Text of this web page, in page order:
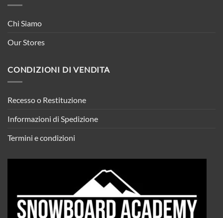
Chi Siamo
Our Stores
CONDIZIONI DI VENDITA
Recesso o Restituzione
Informazioni di Spedizione
Termini e condizioni